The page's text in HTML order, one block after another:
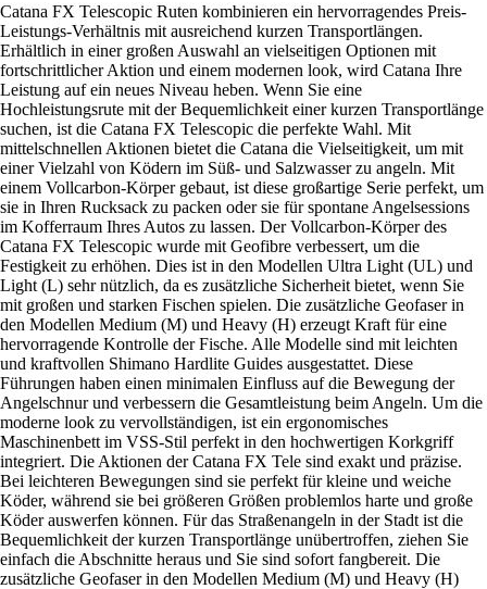
Catana FX Telescopic Ruten kombinieren ein hervorragendes Preis-
Leistungs-Verhältnis mit ausreichend kurzen Transportlängen.
Erhältlich in einer großen Auswahl an vielseitigen Optionen mit
fortschrittlicher Aktion und einem modernen look, wird Catana Ihre
Leistung auf ein neues Niveau heben. Wenn Sie eine
Hochleistungsrute mit der Bequemlichkeit einer kurzen Transportlänge
suchen, ist die Catana FX Telescopic die perfekte Wahl. Mit
mittelschnellen Aktionen bietet die Catana die Vielseitigkeit, um mit
einer Vielzahl von Ködern im Süß- und Salzwasser zu angeln. Mit
einem Vollcarbon-Körper gebaut, ist diese großartige Serie perfekt, um
sie in Ihren Rucksack zu packen oder sie für spontane Angelsessions
im Kofferraum Ihres Autos zu lassen. Der Vollcarbon-Körper des
Catana FX Telescopic wurde mit Geofibre verbessert, um die
Festigkeit zu erhöhen. Dies ist in den Modellen Ultra Light (UL) und
Light (L) sehr nützlich, da es zusätzliche Sicherheit bietet, wenn Sie
mit großen und starken Fischen spielen. Die zusätzliche Geofaser in
den Modellen Medium (M) und Heavy (H) erzeugt Kraft für eine
hervorragende Kontrolle der Fische. Alle Modelle sind mit leichten
und kraftvollen Shimano Hardlite Guides ausgestattet. Diese
Führungen haben einen minimalen Einfluss auf die Bewegung der
Angelschnur und verbessern die Gesamtleistung beim Angeln. Um die
moderne look zu vervollständigen, ist ein ergonomisches
Maschinenbett im VSS-Stil perfekt in den hochwertigen Korkgriff
integriert. Die Aktionen der Catana FX Tele sind exakt und präzise.
Bei leichteren Bewegungen sind sie perfekt für kleine und weiche
Köder, während sie bei größeren Größen problemlos harte und große
Köder auswerfen können. Für das Straßenangeln in der Stadt ist die
Bequemlichkeit der kurzen Transportlänge unübertroffen, ziehen Sie
einfach die Abschnitte heraus und Sie sind sofort fangbereit. Die
zusätzliche Geofaser in den Modellen Medium (M) und Heavy (H)